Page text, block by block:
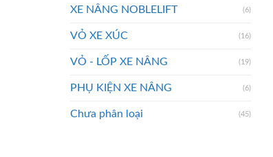
XE NÂNG NOBLELIFT (6)
VỎ XE XÚC (16)
VỎ - LỐP XE NÂNG (19)
PHỤ KIỆN XE NÂNG (6)
Chưa phân loại (45)